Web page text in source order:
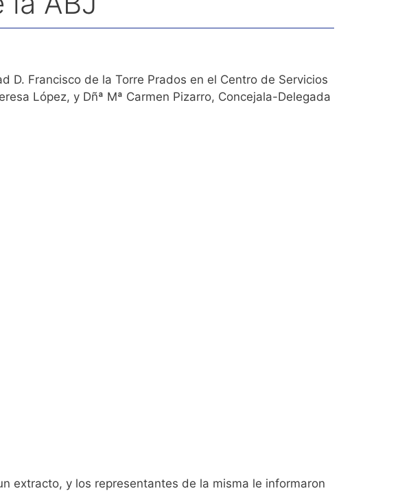
Francisco de la Torre Prados en el Centro de Servicios
López, y Dñª Mª Carmen Pizarro, Concejala-Delegada
extracto, y los representantes de la misma le informaron